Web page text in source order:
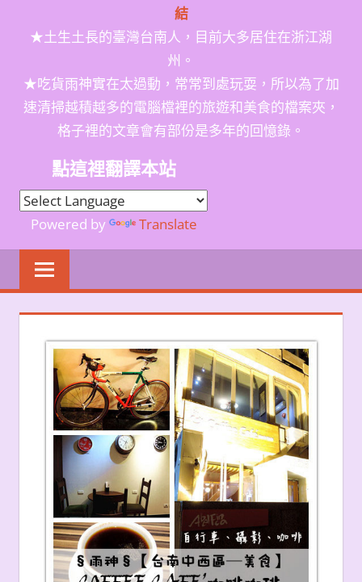
結
★土生土長的臺灣台南人，目前大多居住在浙江湖
州。
★吃貨雨神實在太過動，常常到處玩耍，所以為了加
速清掃越積越多的電腦檔裡的旅遊和美食的檔案夾，
格子裡的文章會有部份是多年的回憶錄。
點這裡翻譯本站
Powered by Translate